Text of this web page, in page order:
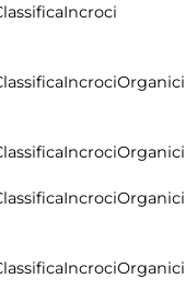
Incroci
IncrociOrganici
IncrociOrganici
IncrociOrganici
IncrociOrganici